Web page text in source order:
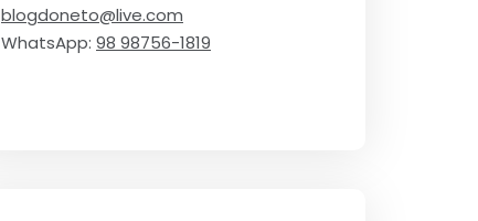
blogdoneto@live.com
WhatsApp: 98 98756-1819